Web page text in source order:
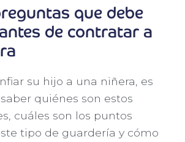
que debe
de contratar a
su hijo a una niñera, es
quiénes son estos
cuáles son los puntos
tipo de guardería y cómo